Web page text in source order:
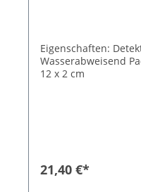
Eigenschaften: Detektierbar Metallstreifen
Wasserabweisend
12 x 2 cm
21,40 €*